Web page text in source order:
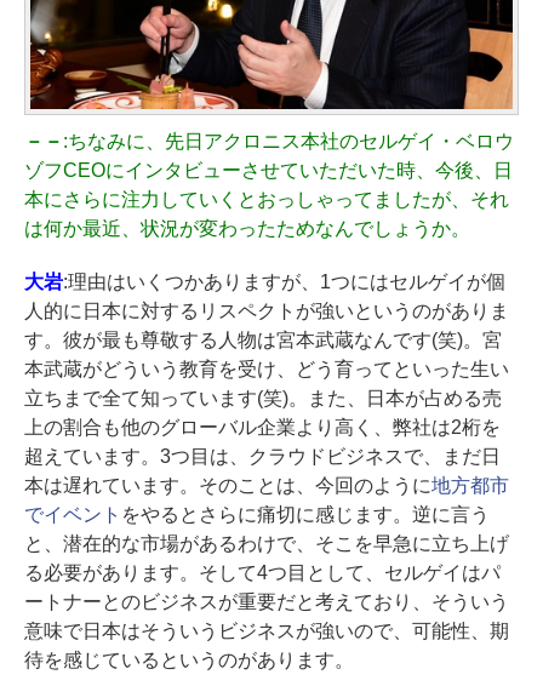
－－ :ちなみに、先日アクロニス本社のセルゲイ・ベロウ
ゾフCEOにインタビューさせていただいた時、今後、日
本にさらに注力していくとおっしゃってましたが、それ
は何か最近、状況が変わったためなんでしょうか。
大岩:理由はいくつかありますが、1つにはセルゲイが個
人的に日本に対するリスペクトが強いというのがありま
す。彼が最も尊敬する人物は宮本武蔵なんです(笑)。宮
本武蔵がどういう教育を受け、どう育ってといった生い
立ちまで全て知っています(笑)。また、日本が占める売
上の割合も他のグローバル企業より高く、弊社は2桁を
超えています。3つ目は、クラウドビジネスで、まだ日
本は遅れています。そのことは、今回のように地方都市
でイベント をやるとさらに痛切に感じます。逆に言う
と、潜在的な市場があるわけで、そこを早急に立ち上げ
る必要があります。そして4つ目として、セルゲイはパ
ートナーとのビジネスが重要だと考えており、そういう
意味で日本はそういうビジネスが強いので、可能性、期
待を感じているというのがあります。